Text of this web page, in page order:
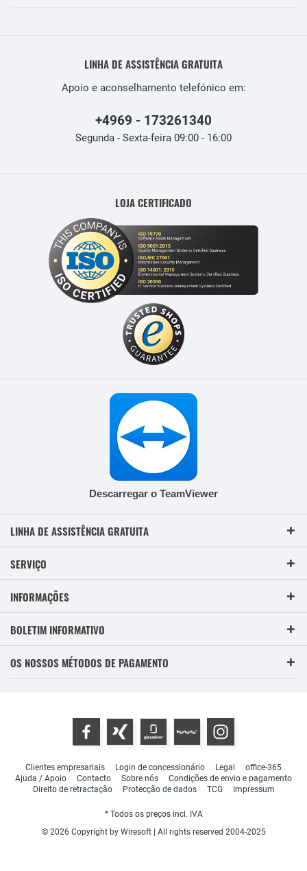
LINHA DE ASSISTÊNCIA GRATUITA
Apoio e aconselhamento telefónico em:
+4969 - 173261340
Segunda - Sexta-feira 09:00 - 16:00
LOJA CERTIFICADO
Descarregar o TeamViewer
LINHA DE ASSISTÊNCIA GRATUITA
SERVIÇO
INFORMAÇÕES
BOLETIM INFORMATIVO
OS NOSSOS MÉTODOS DE PAGAMENTO
Clientes empresariais Login de concessionário Legal
office-365
Ajuda / Apoio
Contacto Sobre nós
Condições de envio e pagamento
Direito de retractação
Protecção de dados TCG Impressum
* Todos os preços incl. IVA
© 2026 Copyright by Wiresoft | All rights reserved 2004-2025